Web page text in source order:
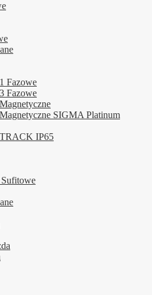
Fazowe
Fazowe
SIGMA Platinum
IP65